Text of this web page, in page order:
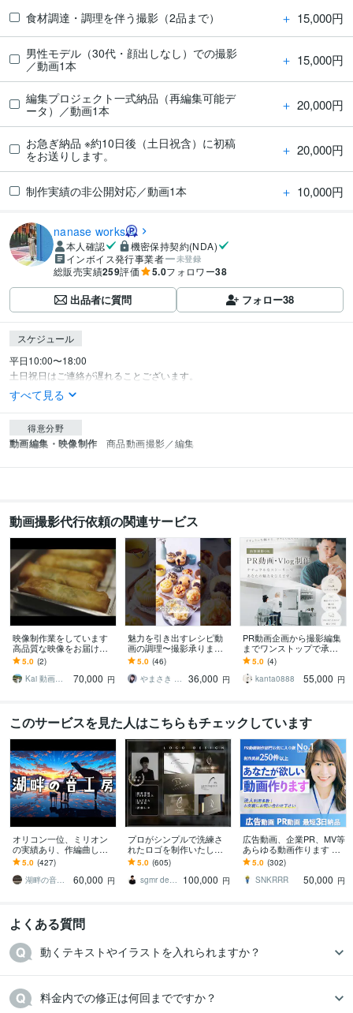
食材調達・調理を伴う撮影（2品まで） ＋ 15,000円
男性モデル（30代・顔出しなし）での撮影
／動画1本
＋ 15,000円
編集プロジェクト一式納品（再編集可能デ
ータ）／動画1本
＋ 20,000円
お急ぎ納品 ※約10日後（土日祝含）に初稿
をお送りします。
＋ 20,000円
制作実績の非公開対応／動画1本 ＋ 10,000円
nanase works
本人確認
機密保持契約(NDA)
インボイス発行事業者
未登録
総販売実績259評価 5.0フォロワー38
出品者に質問 フォロー38
スケジュール
平日10:00〜18:00
土日祝日はご連絡が遅れることございます。
すべて見る
得意分野
動画編集・映像制作 商品動画撮影／編集
動画撮影代行依頼の関連サービス
映像制作業をしています
高品質な映像をお届けし
ます 映像制作を一貫して
承ります！！
5.0 (2)
Kai 動画撮影
70,000 円
魅力を引き出すレシピ動
画の調理〜撮影承ります
SNS /広告/ECなど商品の
魅力を伝える動画制作を
行います
5.0 (46)
やまさき みか／株式会社ふーどメイク
36,000 円
PR動画企画から撮影編集
までワンストップで承り
ます リアルな暮らしの中
で、商品の魅力が伝わる
動画を
5.0 (4)
kanta0888
55,000 円
このサービスを見た人はこちらもチェックしています
オリコン一位、ミリオン
の実績あり、作編曲しま
す ピアノが特に得意で
す。ピアノアレンジはお
任せください。
5.0 (427)
湖畔の音工房
60,000 円
プロがシンプルで洗練さ
れたロゴを制作いたしま
す 【プロ認定デザイナ
ー】【JAGDA正会員】
【評価 5.0】
5.0 (605)
sgmr design
100,000 円
広告動画、企業PR、MV等
あらゆる動画作ります 初
めての方も丁寧にサポー
ト！長尺PR/VP動画も承
ります！
5.0 (302)
SNKRRR
50,000 円
よくある質問
動くテキストやイラストを入れられますか？
料金内での修正は何回までですか？